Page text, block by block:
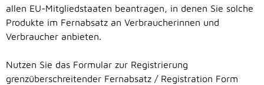
allen EU-Mitgliedstaaten beantragen, in denen Sie solche
Produkte im Fernabsatz an Verbraucherinnen und
Verbraucher anbieten.
Nutzen Sie das Formular zur Registrierung
grenzüberschreitender Fernabsatz / Registration Form